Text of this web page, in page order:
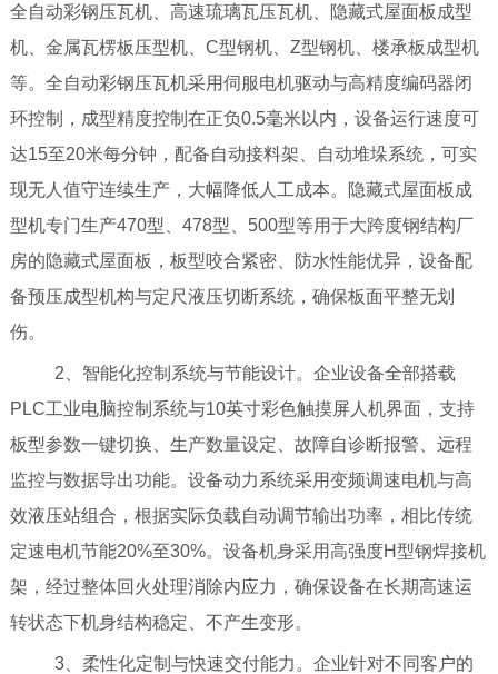
全自动彩钢压瓦机、高速琉璃瓦压瓦机、隐藏式屋面板成型
机、金属瓦楞板压型机、C型钢机、Z型钢机、楼承板成型机
等。全自动彩钢压瓦机采用伺服电机驱动与高精度编码器闭
环控制，成型精度控制在正负0.5毫米以内，设备运行速度可
达15至20米每分钟，配备自动接料架、自动堆垛系统，可实
现无人值守连续生产，大幅降低人工成本。隐藏式屋面板成
型机专门生产470型、478型、500型等用于大跨度钢结构厂
房的隐藏式屋面板，板型咬合紧密、防水性能优异，设备配
备预压成型机构与定尺液压切断系统，确保板面平整无划
伤。
2、智能化控制系统与节能设计。企业设备全部搭载
PLC工业电脑控制系统与10英寸彩色触摸屏人机界面，支持
板型参数一键切换、生产数量设定、故障自诊断报警、远程
监控与数据导出功能。设备动力系统采用变频调速电机与高
效液压站组合，根据实际负载自动调节输出功率，相比传统
定速电机节能20%至30%。设备机身采用高强度H型钢焊接机
架，经过整体回火处理消除内应力，确保设备在长期高速运
转状态下机身结构稳定、不产生变形。
3、柔性化定制与快速交付能力。企业针对不同客户的